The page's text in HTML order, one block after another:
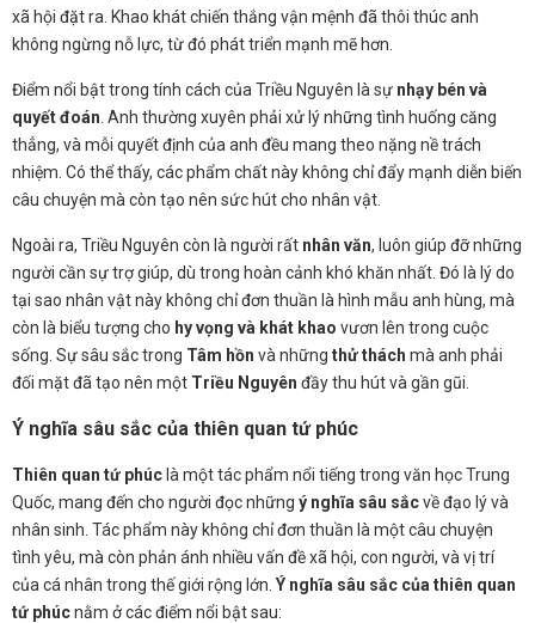
xã hội đặt ra. Khao khát chiến thắng vận mệnh đã thôi thúc anh
không ngừng nỗ lực, từ đó phát triển mạnh mẽ hơn.
Điểm nổi bật trong tính cách của Triều Nguyên là sự nhạy bén và
quyết đoán . Anh thường xuyên phải xử lý những tình huống căng
thẳng, và mỗi quyết định của anh đều mang theo nặng nề trách
nhiệm. Có thể thấy, các phẩm chất này không chỉ đẩy mạnh diễn biến
câu chuyện mà còn tạo nên sức hút cho nhân vật.
Ngoài ra, Triều Nguyên còn là người rất nhân văn, luôn giúp đỡ những
người cần sự trợ giúp, dù trong hoàn cảnh khó khăn nhất. Đó là lý do
tại sao nhân vật này không chỉ đơn thuần là hình mẫu anh hùng, mà
còn là biểu tượng cho hy vọng và khát khao vươn lên trong cuộc
sống. Sự sâu sắc trong Tâm hồn và những thử thách mà anh phải
đối mặt đã tạo nên một Triều Nguyên đầy thu hút và gần gũi.
Ý nghĩa sâu sắc của thiên quan tứ phúc
Thiên quan tứ phúc là một tác phẩm nổi tiếng trong văn học Trung
Quốc, mang đến cho người đọc những ý nghĩa sâu sắcvề đạo lý và
nhân sinh. Tác phẩm này không chỉ đơn thuần là một câu chuyện
tình yêu, mà còn phản ánh nhiều vấn đề xã hội, con người, và vị trí
của cá nhân trong thế giới rộng lớn. Ý nghĩa sâu sắc của thiên quan
tứ phúcnằm ở các điểm nổi bật sau: